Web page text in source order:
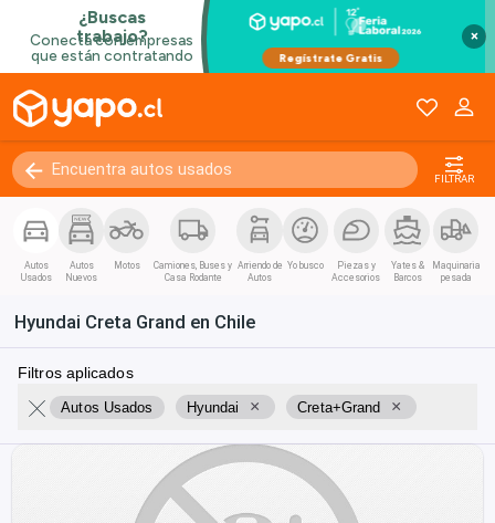
×
FILTRAR
Autos
Usados
Autos
Nuevos
Motos
Camiones, Buses y
Casa Rodante
Arriendo de
Autos
Yo busco
Piezas y
Accesorios
Yates &
Barcos
Maquinaria
pesada
Hyundai Creta Grand en Chile
Filtros aplicados
Autos Usados Hyundai × Creta+Grand ×